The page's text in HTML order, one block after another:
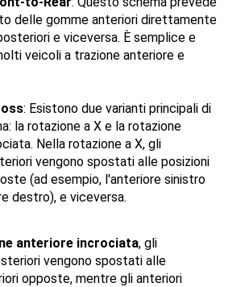
delle gomme anteriori direttamente
e viceversa. È semplice e
veicoli a trazione anteriore e
: Esistono due varianti principali di
la rotazione a X e la rotazione
Nella rotazione a X, gli
vengono spostati alle posizioni
(ad esempio, l'anteriore sinistro
destro), e viceversa.
anteriore incrociata, gli
vengono spostati alle
opposte, mentre gli anteriori